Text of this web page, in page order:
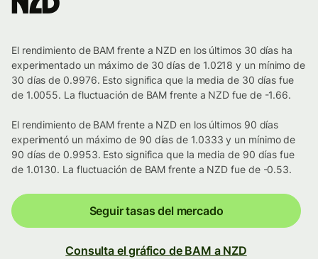
El rendimiento de BAM frente a NZD en los últimos 30 días ha
experimentado un máximo de 30 días de 1.0218 y un mínimo de
30 días de 0.9976. Esto significa que la media de 30 días fue
de 1.0055. La fluctuación de BAM frente a NZD fue de -1.66.
El rendimiento de BAM frente a NZD en los últimos 90 días
experimentó un máximo de 90 días de 1.0333 y un mínimo de
90 días de 0.9953. Esto significa que la media de 90 días fue
de 1.0130. La fluctuación de BAM frente a NZD fue de -0.53.
Seguir tasas del mercado
Consulta el gráfico de BAM a NZD